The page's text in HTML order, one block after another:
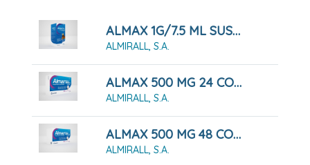
ALMAX 1G/7.5 ML SUSPENSION ORAL
ALMIRALL, S.A.
ALMAX 500 MG 24 COMPRIMIDOS MASTICABLES
ALMIRALL, S.A.
ALMAX 500 MG 48 COMPRIMIDOS MASTICABLES
ALMIRALL, S.A.